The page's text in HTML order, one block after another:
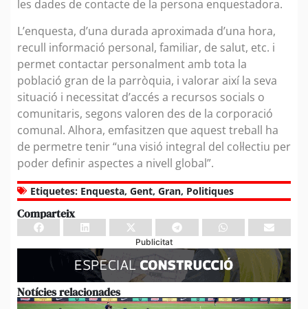
les dades de contacte de la persona enquestadora.
L’enquesta, d’una durada aproximada d’una hora,
recull informació personal, familiar, de salut, etc. i
permet contactar personalment amb tota la
població gran de la parròquia, i valorar així la seva
situació i necessitat d’accés a recursos socials o
comunitaris, segons valoren des de la corporació
comunal. Alhora, emfasitzen que aquest treball ha
de permetre tenir “una visió integral del col·lectiu per
poder definir aspectes a nivell global”.
Etiquetes: Enquesta, Gent, Gran, Politiques
Comparteix
Publicitat
Notícies relacionades